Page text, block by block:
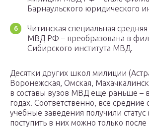
Барнаульского юридического
Читинская специальная
МВД РФ – преобразована в
Сибирского института МВД.
Десятки других школ милиции
Воронежская, Омская,
в составы вузов МВД еще раньше –
годах. Соответственно, все средние
учебные заведения получили статус
поступить в них можно только после